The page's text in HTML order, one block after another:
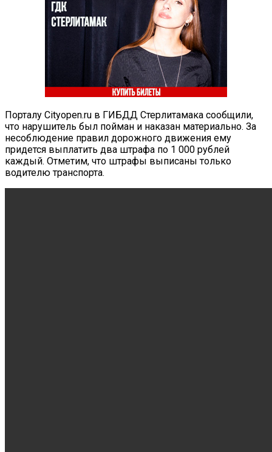
Порталу Cityopen.ru в ГИБДД Стерлитамака сообщили,
что нарушитель был пойман и наказан материально. За
несоблюдение правил дорожного движения ему
придется выплатить два штрафа по 1 000 рублей
каждый. Отметим, что штрафы выписаны только
водителю транспорта.